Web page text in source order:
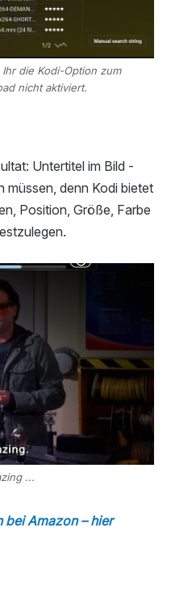
die Kodi-Option zum
nicht aktiviert.
Untertitel im Bild -
müssen, denn Kodi bietet
Position, Größe, Farbe
...
bei Amazon – hier